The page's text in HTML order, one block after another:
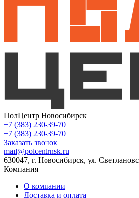
ПолЦентр Новосибирск
+7 (383) 230-39-70
+7 (383) 230-39-70
Заказать звонок
mail@polcentrnsk.ru
630047, г. Новосибирск, ул.
Компания
О компании
Доставка и оплата